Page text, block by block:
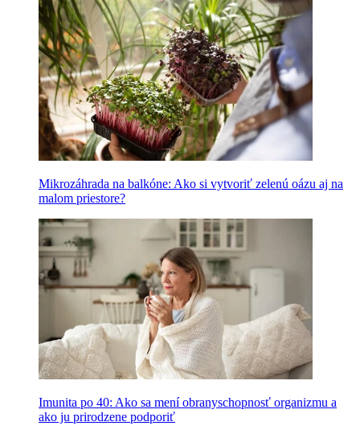
Mikrozáhrada na balkóne: Ako si vytvoriť zelenú oázu aj na
malom priestore?
Imunita po 40: Ako sa mení obranyschopnosť organizmu a
ako ju prirodzene podporiť